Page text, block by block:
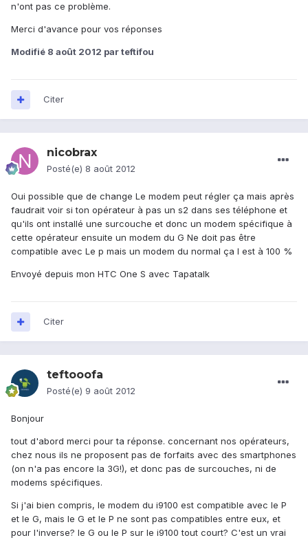
n'ont pas ce problème.
Merci d'avance pour vos réponses
Modifié 8 août 2012 par teftifou
Citer
nicobrax
Posté(e) 8 août 2012
Oui possible que de change Le modem peut régler ça mais après
faudrait voir si ton opérateur à pas un s2 dans ses téléphone et
qu'ils ont installé une surcouche et donc un modem spécifique à
cette opérateur ensuite un modem du G Ne doit pas être
compatible avec Le p mais un modem du normal ça l est à 100 %
Envoyé depuis mon HTC One S avec Tapatalk
Citer
teftooofa
Posté(e) 9 août 2012
Bonjour
tout d'abord merci pour ta réponse. concernant nos opérateurs,
chez nous ils ne proposent pas de forfaits avec des smartphones
(on n'a pas encore la 3G!), et donc pas de surcouches, ni de
modems spécifiques.
Si j'ai bien compris, le modem du i9100 est compatible avec le P
et le G, mais le G et le P ne sont pas compatibles entre eux, et
pour l'inverse? le G ou le P sur le i9100 tout court? C'est un vrai